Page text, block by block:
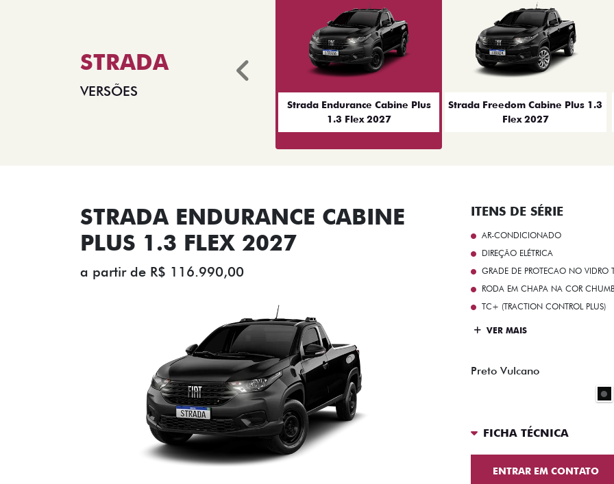
STRADA
VERSÕES
Strada Endurance Cabine Plus
1.3 Flex 2027
Strada Freedom Cabine Plus 1.3
Flex 2027
Anterior
STRADA ENDURANCE CABINE
PLUS 1.3 FLEX 2027
a partir de R$ 116.990,00
ITENS DE SÉRIE
AR-CONDICIONADO
DIREÇÃO ELÉTRICA
GRADE DE PROTECAO NO VIDRO
RODA EM CHAPA NA COR
TC+ (TRACTION CONTROL PLUS)
VER MAIS
Preto Vulcano
FICHA TÉCNICA
ENTRAR EM CONTATO